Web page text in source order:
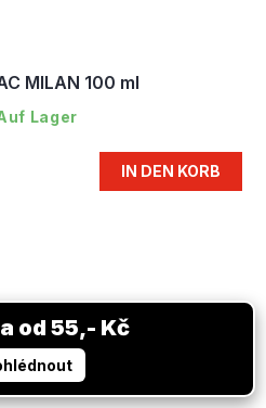
MILAN 100 ml
Lager
IN DEN KORB